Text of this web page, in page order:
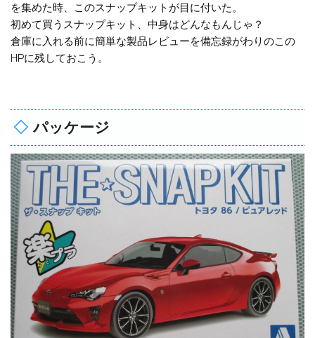
を集めた時、このスナップキットが目に付いた。
初めて買うスナップキット、中身はどんなもんじゃ？
倉庫に入れる前に簡単な製品レビューを備忘録がわりのこの
HPに残しておこう。
パッケージ